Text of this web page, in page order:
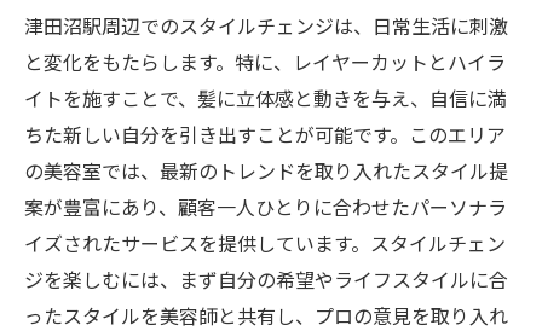
津田沼駅周辺でのスタイルチェンジは、日常生活に刺激
と変化をもたらします。特に、レイヤーカットとハイラ
イトを施すことで、髪に立体感と動きを与え、自信に満
ちた新しい自分を引き出すことが可能です。このエリア
の美容室では、最新のトレンドを取り入れたスタイル提
案が豊富にあり、顧客一人ひとりに合わせたパーソナラ
イズされたサービスを提供しています。スタイルチェン
ジを楽しむには、まず自分の希望やライフスタイルに合
ったスタイルを美容師と共有し、プロの意見を取り入れ